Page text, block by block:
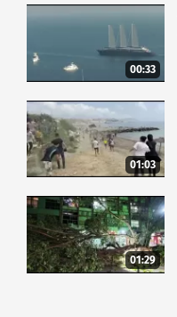
00:33
01:03
01:29